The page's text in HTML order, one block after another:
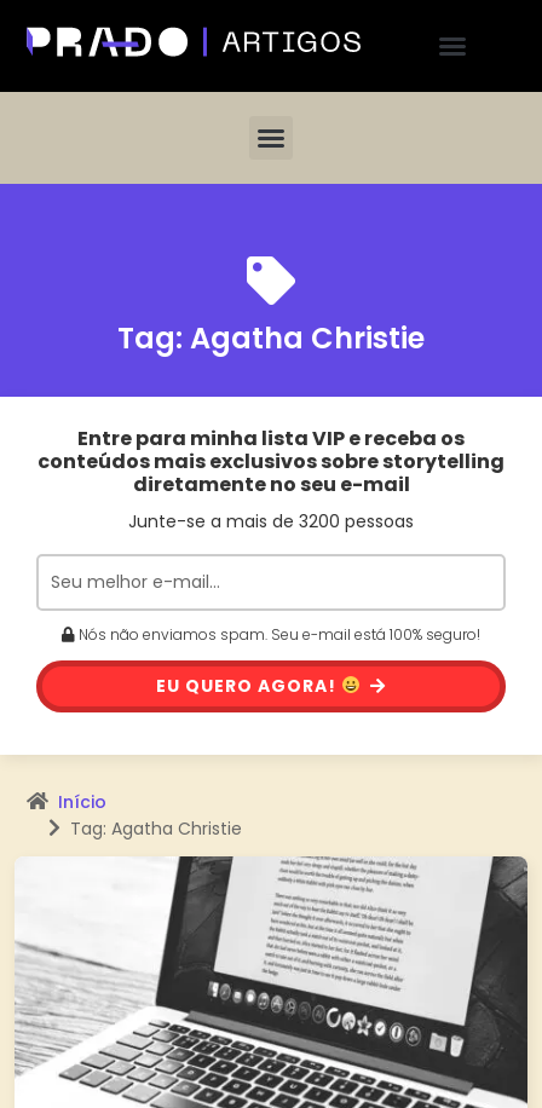
Tag: Agatha Christie
Entre para minha lista VIP e receba os
conteúdos mais exclusivos sobre storytelling
diretamente no seu e-mail
Junte-se a mais de 3200 pessoas
Nós não enviamos spam. Seu e-mail está 100% seguro!
EU QUERO AGORA!
Início
Tag: Agatha Christie